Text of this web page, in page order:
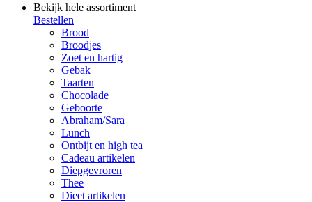
Bekijk hele assortiment
Bestellen
Brood
Broodjes
Zoet en hartig
Gebak
Taarten
Chocolade
Geboorte
Abraham/Sara
Lunch
Ontbijt en high tea
Cadeau artikelen
Diepgevroren
Thee
Dieet artikelen